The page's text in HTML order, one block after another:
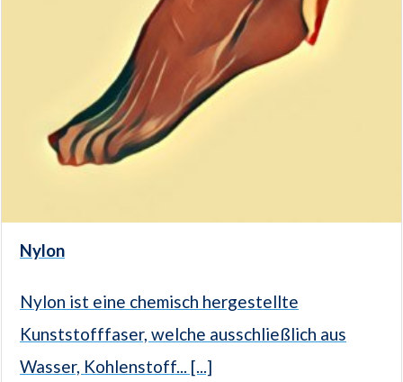
Nylon
Nylon ist eine chemisch hergestellte
Kunststofffaser, welche ausschließlich aus
Wasser, Kohlenstoff... [...]